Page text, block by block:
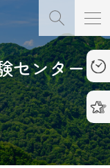
センター